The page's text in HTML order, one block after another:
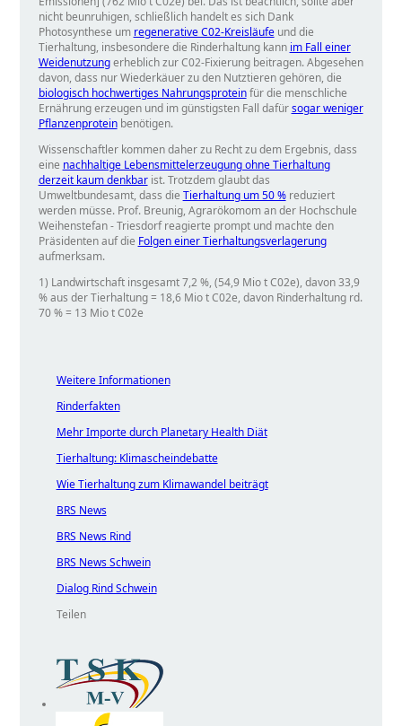
nicht beunruhigen, schließlich handelt es sich Dank
Photosynthese um regenerative C02-Kreisläufeund die
Tierhaltung, insbesondere die Rinderhaltung kann im Fall einer
Weidenutzungerheblich zur C02-Fixierung beitragen. Abgesehen
davon, dass nur Wiederkäuer zu den Nutztieren gehören, die
biologisch hochwertiges Nahrungsproteinfür die menschliche
Ernährung erzeugen und im günstigsten Fall dafürsogar weniger
Pflanzenproteinbenötigen.
Wissenschaftler kommen daher zu Recht zu dem Ergebnis, dass
eine nachhaltige Lebensmittelerzeugung ohne Tierhaltung
derzeit kaum denkbarist. Trotzdem glaubt das
Umweltbundesamt, dass die Tierhaltung um 50 %reduziert
werden müsse. Prof. Breunig, Agrarökomom an der Hochschule
Weihenstefan - Triesdorf reagierte prompt und machte den
Präsidenten auf die Folgen einer Tierhaltungsverlagerung
aufmerksam.
1) Landwirtschaft insgesamt 7,2 %, (54,9 Mio t C02e), davon 33,9
% aus der Tierhaltung = 18,6 Mio t C02e, davon Rinderhaltung rd.
70 % = 13 Mio t C02e
Weitere Informationen
Rinderfakten
Mehr Importe durch Planetary Health Diät
Tierhaltung: Klimascheindebatte
Wie Tierhaltung zum Klimawandel beiträgt
BRS News
BRS News Rind
BRS News Schwein
Dialog Rind Schwein
Teilen